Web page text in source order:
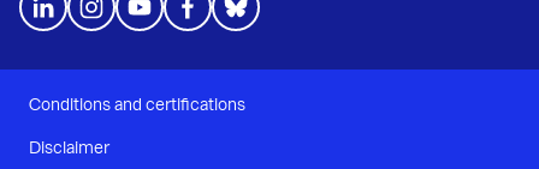
Conditions and certifications
Disclaimer